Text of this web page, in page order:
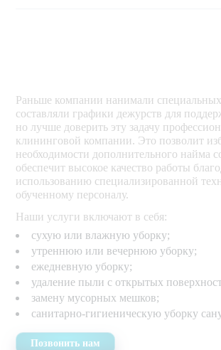
Раньше компании нанимали
составляли графики дежурств для
но лучше доверить эту задачу
клининговой компании. Это позволит
необходимости дополнительного найма
обеспечит высокое качество работы
использованию специализированной
обученному персоналу.
Наши услуги включают в себя:
сухую или влажную уборку;
утреннюю или вечернюю уборку;
ежедневную уборку;
удаление пыли с открытых
замену мусорных мешков;
санитарно-гигиеническую уборку
Позвонить нам